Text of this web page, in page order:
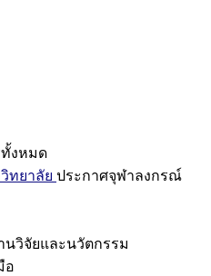
งหมด
ทยาลัย ประกาศจุฬาลงกรณ์
นวิจัยและนวัตกรรม
อ